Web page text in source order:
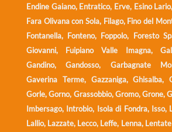
Endine Gaiano, Entratico, Erve, Esino
Fara Olivana con Sola, Filago, Fino del
Fontanella, Fonteno, Foppolo, Foresto
Giovanni, Fuipiano Valle Imagna,
Gandino, Gandosso, Garbagnate
Gaverina Terme, Gazzaniga, Ghisalba,
Gorle, Gorno, Grassobbio, Gromo, Grone,
Imbersago, Introbio, Isola di Fondra, Isso,
Lallio, Lazzate, Lecco, Leffe, Lenna,